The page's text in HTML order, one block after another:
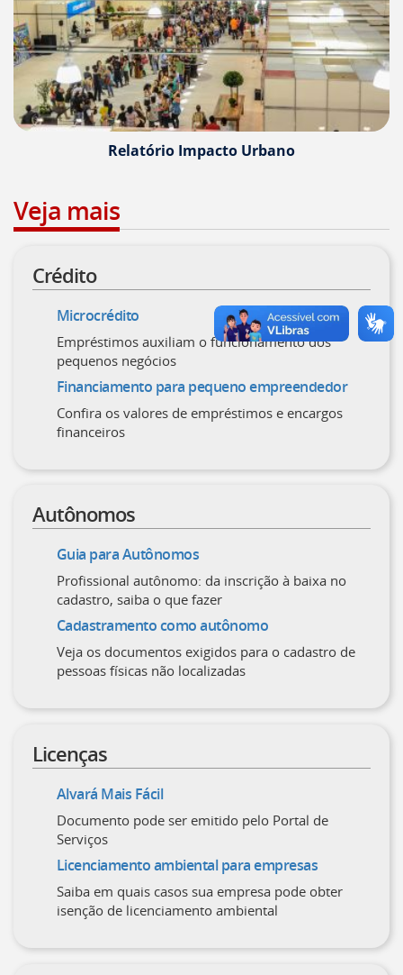
Relatório Impacto Urbano
Veja mais
Crédito
Microcrédito
Empréstimos auxiliam o funcionamento dos
pequenos negócios
Financiamento para pequeno empreendedor
Confira os valores de empréstimos e encargos
financeiros
Autônomos
Guia para Autônomos
Profissional autônomo: da inscrição à baixa no
cadastro, saiba o que fazer
Cadastramento como autônomo
Veja os documentos exigidos para o cadastro de
pessoas físicas não localizadas
Licenças
Alvará Mais Fácil
Documento pode ser emitido pelo Portal de
Serviços
Licenciamento ambiental para empresas
Saiba em quais casos sua empresa pode obter
isenção de licenciamento ambiental